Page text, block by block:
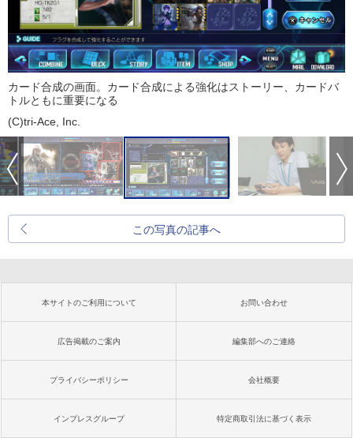
カード合成の画面。カード合成による強化はストーリー、カードバ
トルともに重要になる
(C)tri-Ace, Inc.
この写真の記事へ
本サイトのご利用について お問い合わせ
広告掲載のご案内 編集部へのご連絡
プライバシーポリシー 会社概要
インプレスグループ 特定商取引法に基づく表示